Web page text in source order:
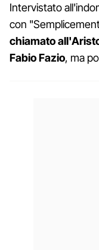
Intervistato
con
chiamato
Fabio Fazio, ma